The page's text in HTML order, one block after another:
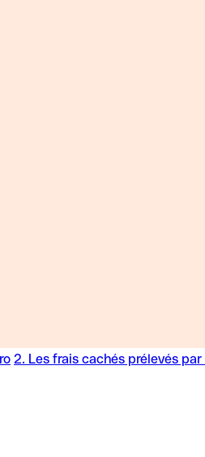
2. Les frais cachés prélevés